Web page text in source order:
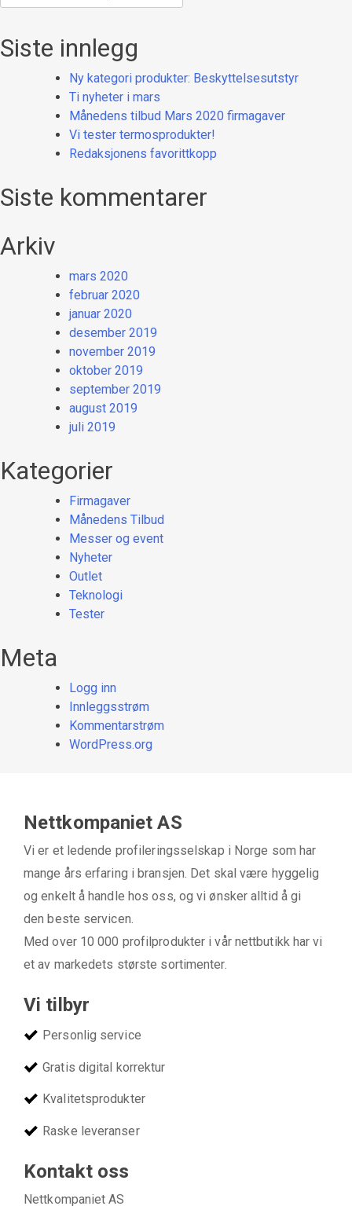
Siste innlegg
Ny kategori produkter: Beskyttelsesutstyr
Ti nyheter i mars
Månedens tilbud Mars 2020 firmagaver
Vi tester termosprodukter!
Redaksjonens favorittkopp
Siste kommentarer
Arkiv
mars 2020
februar 2020
januar 2020
desember 2019
november 2019
oktober 2019
september 2019
august 2019
juli 2019
Kategorier
Firmagaver
Månedens Tilbud
Messer og event
Nyheter
Outlet
Teknologi
Tester
Meta
Logg inn
Innleggsstrøm
Kommentarstrøm
WordPress.org
Nettkompaniet AS
Vi er et ledende profileringsselskap i Norge som har
mange års erfaring i bransjen. Det skal være hyggelig
og enkelt å handle hos oss, og vi ønsker alltid å gi
den beste servicen.
Med over 10 000 profilprodukter i vår nettbutikk har vi
et av markedets største sortimenter.
Vi tilbyr
Personlig service
Gratis digital korrektur
Kvalitetsprodukter
Raske leveranser
Kontakt oss
Nettkompaniet AS